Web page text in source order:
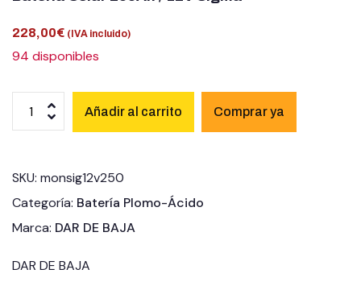
228,00€ (IVA incluido)
94 disponibles
Añadir al carrito
SKU: monsig12v250
Categoría: Batería Plomo-Ácido
Marca: DAR DE BAJA
DAR DE BAJA